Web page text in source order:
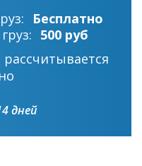
Бесплатно
500 руб
дней